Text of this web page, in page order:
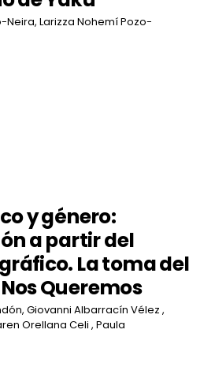
Larizza Nohemí Pozo-
y género:
a partir del
La toma del
Queremos
Giovanni Albarracín Vélez ,
Orellana Celi , Paula